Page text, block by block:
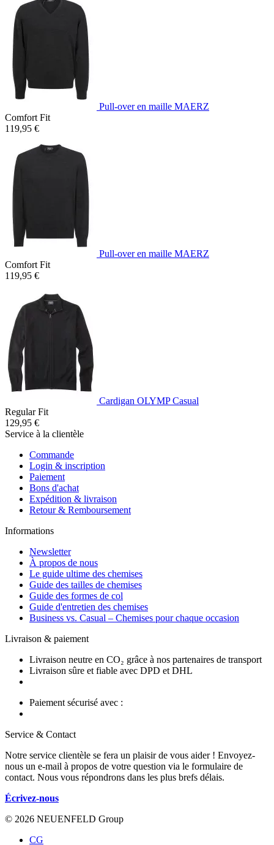
Pull-over en maille MAERZ
Comfort Fit
119,95 €
Pull-over en maille MAERZ
Comfort Fit
119,95 €
Cardigan OLYMP Casual
Regular Fit
129,95 €
Service à la clientèle
Commande
Login & inscription
Paiement
Bons d'achat
Expédition & livraison
Retour & Remboursement
Informations
Newsletter
À propos de nous
Le guide ultime des chemises
Guide des tailles de chemises
Guide des formes de col
Guide d'entretien des chemises
Business vs. Casual – Chemises pour chaque occasion
Livraison & paiement
Livraison neutre en CO₂ grâce à nos partenaires de transport
Livraison sûre et fiable avec DPD et DHL
Paiement sécurisé avec :
Service & Contact
Notre service clientèle se fera un plaisir de vous aider ! Envoyez-
nous un e-mail à propos de votre question via le formulaire de
contact. Nous vous répondrons dans les plus brefs délais.
Écrivez-nous
© 2026 NEUENFELD Group
CG